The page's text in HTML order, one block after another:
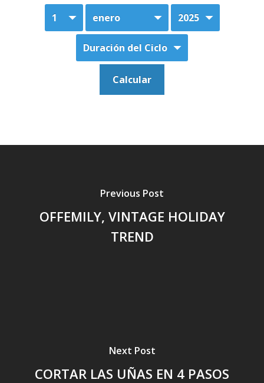
Previous Post
OFFEMILY, VINTAGE HOLIDAY
TREND
Next Post
CORTAR LAS UÑAS EN 4 PASOS